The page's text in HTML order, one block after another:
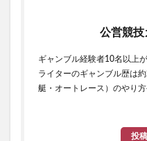
公営競技
ギャンブル経験者10名以上
ライターのギャンブル歴は
艇・オートレース）のやり
投